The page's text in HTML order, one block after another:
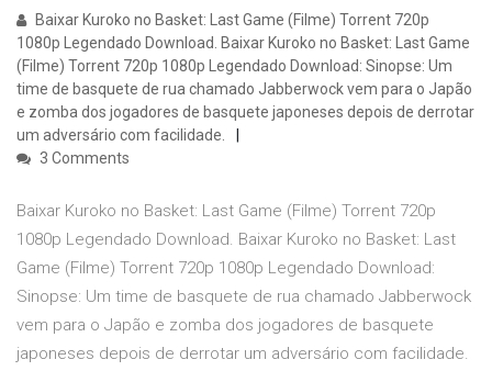
Baixar Kuroko no Basket: Last Game (Filme) Torrent 720p
1080p Legendado Download. Baixar Kuroko no Basket: Last Game
(Filme) Torrent 720p 1080p Legendado Download: Sinopse: Um
time de basquete de rua chamado Jabberwock vem para o Japão
e zomba dos jogadores de basquete japoneses depois de derrotar
um adversário com facilidade.
3 Comments
Baixar Kuroko no Basket: Last Game (Filme) Torrent 720p
1080p Legendado Download. Baixar Kuroko no Basket: Last
Game (Filme) Torrent 720p 1080p Legendado Download:
Sinopse: Um time de basquete de rua chamado Jabberwock
vem para o Japão e zomba dos jogadores de basquete
japoneses depois de derrotar um adversário com facilidade.